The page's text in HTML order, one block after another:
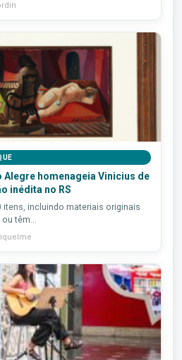
Alegre homenageia Vinicius de
inédita no RS
itens, incluindo materiais originais
têm...